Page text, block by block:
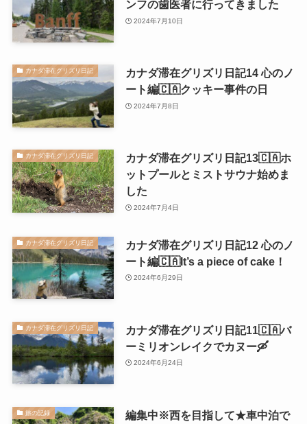
ンフの歯医者に行ってきました
2024年7月10日
カナダ滞在グリズリ日記
カナダ滞在グリズリ日記14 心のノ
ート編🇨🇦クッキー事件の日
2024年7月8日
カナダ滞在グリズリ日記
カナダ滞在グリズリ日記13🇨🇦ホ
ットプールとミストサウナ始めま
した
2024年7月4日
カナダ滞在グリズリ日記
カナダ滞在グリズリ日記12 心のノ
ート編🇨🇦It’s a piece of cake！
2024年6月29日
カナダ滞在グリズリ日記
カナダ滞在グリズリ日記11🇨🇦バ
ーミリオンレイクでカヌー🛶
2024年6月24日
旅の記録
編集中※西を目指して★車中泊で